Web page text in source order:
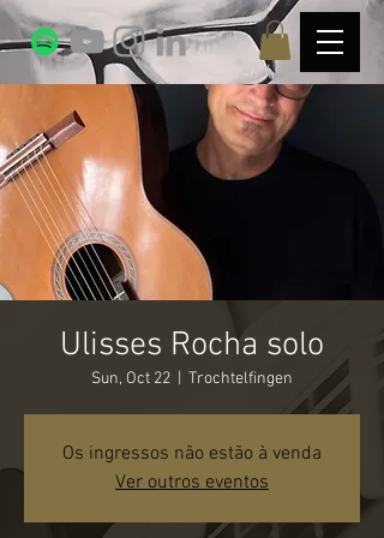
Ulisses Rocha solo
Sun, Oct 22
  |
Trochtelfingen
Os ingressos não estão à venda
Ver outros eventos